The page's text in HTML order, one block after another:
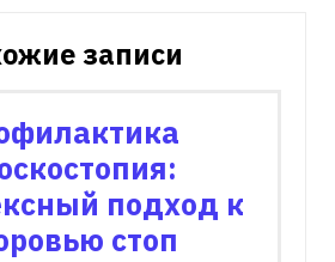
записи
подход к
стоп